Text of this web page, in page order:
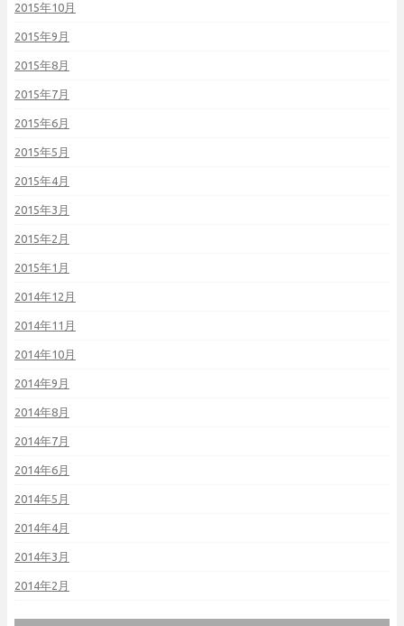
2015年10月
2015年9月
2015年8月
2015年7月
2015年6月
2015年5月
2015年4月
2015年3月
2015年2月
2015年1月
2014年12月
2014年11月
2014年10月
2014年9月
2014年8月
2014年7月
2014年6月
2014年5月
2014年4月
2014年3月
2014年2月